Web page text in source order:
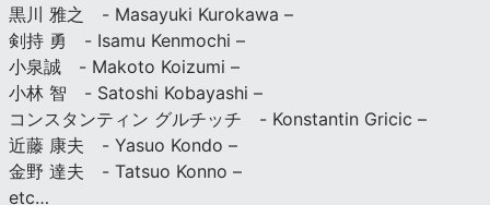
黒川 雅之 - Masayuki Kurokawa –
剣持 勇 - Isamu Kenmochi –
小泉誠 - Makoto Koizumi –
小林 智 - Satoshi Kobayashi –
コンスタンティン グルチッチ - Konstantin Gricic –
近藤 康夫 - Yasuo Kondo –
金野 達夫 - Tatsuo Konno –
etc…